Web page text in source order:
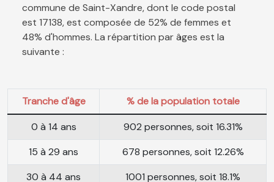
commune de Saint-Xandre, dont le code postal
est 17138, est composée de 52% de femmes et
48% d'hommes. La répartition par âges est la
suivante :
Tranche d'âge
% de la population totale
0 à 14 ans
902 personnes, soit 16.31%
15 à 29 ans
678 personnes, soit 12.26%
30 à 44 ans
1001 personnes, soit 18.1%